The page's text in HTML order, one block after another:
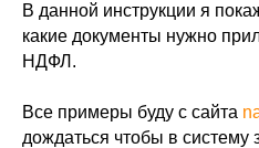
В данной инструкции я
какие документы нужно
НДФЛ.
Все примеры буду с сайта
дождаться чтобы в систему